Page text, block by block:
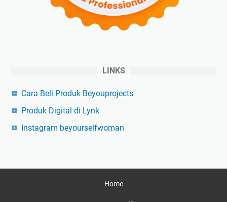
LINKS
Cara Beli Produk Beyouprojects
Produk Digital di Lynk
Instagram beyourselfwoman
Home